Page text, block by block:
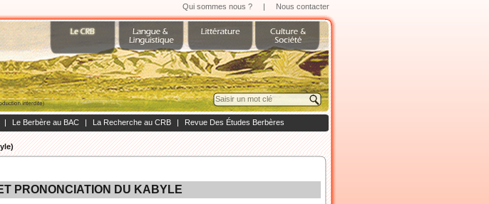
Qui sommes nous ? | Nous contacter
| Le Berbère au BAC | La Recherche au CRB | Revue Des Études Berbères
PRONONCIATION DU KABYLE